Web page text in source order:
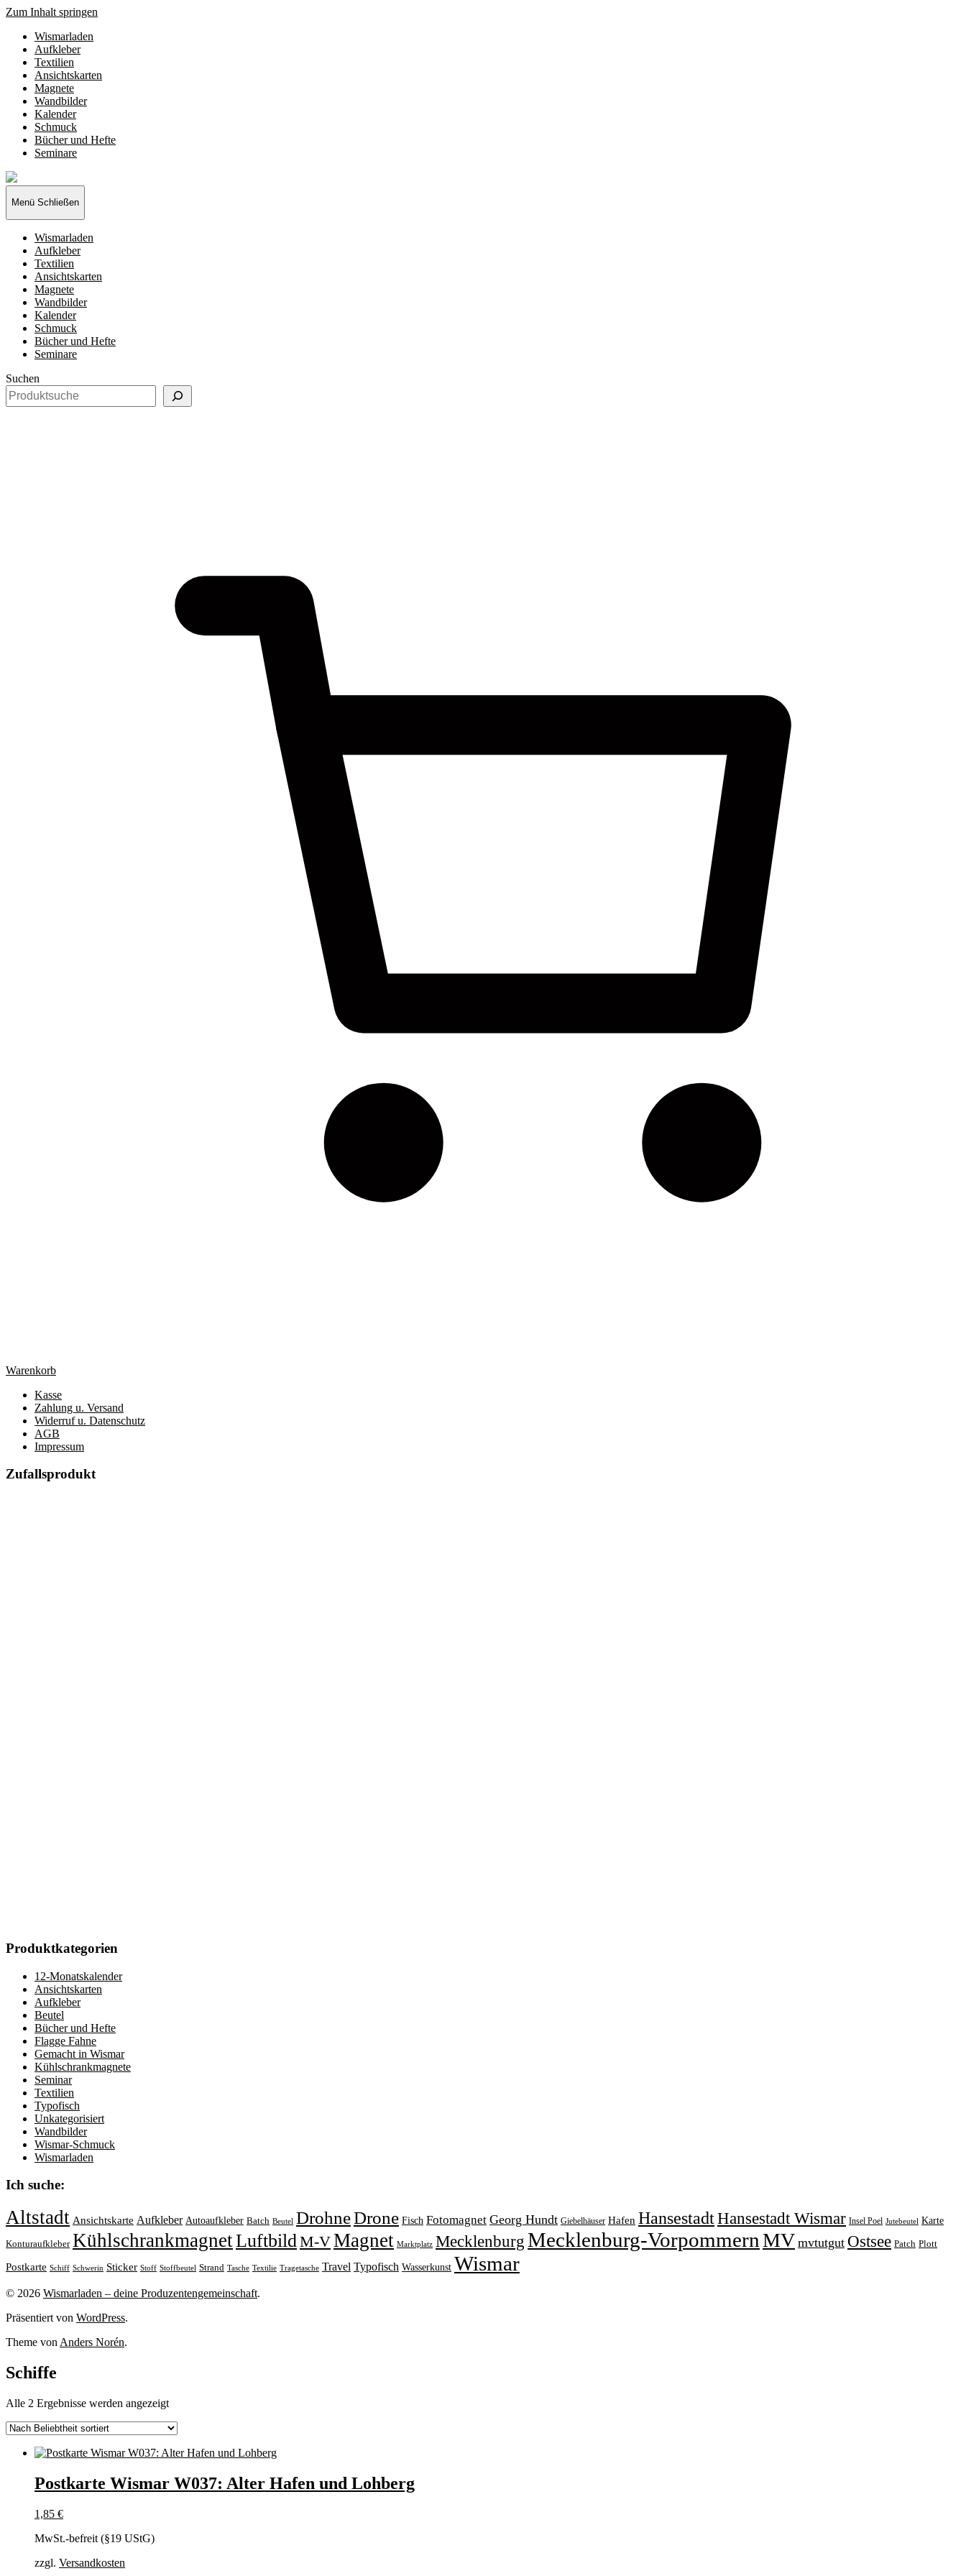
Zum Inhalt springen
Wismarladen
Aufkleber
Textilien
Ansichtskarten
Magnete
Wandbilder
Kalender
Schmuck
Bücher und Hefte
Seminare
Wismarladen
-
deine
Produzentengemeinschaft
Menü Schließen
Wismarladen
Aufkleber
Textilien
Ansichtskarten
Magnete
Wandbilder
Kalender
Schmuck
Bücher und Hefte
Seminare
Suchen
Warenkorb
Kasse
Zahlung u. Versand
Widerruf u. Datenschutz
AGB
Impressum
Zufallsprodukt
Produktkategorien
12-Monatskalender
Ansichtskarten
Aufkleber
Beutel
Bücher und Hefte
Flagge Fahne
Gemacht in Wismar
Kühlschrankmagnete
Seminar
Textilien
Typofisch
Unkategorisiert
Wandbilder
Wismar-Schmuck
Wismarladen
Ich suche:
Altstadt Ansichtskarte Aufkleber Autoaufkleber Batch Beutel DrohneDrone Fisch Fotomagnet Georg Hundt Giebelhäuser Hafen HansestadtHansestadt Wismar Insel Poel Jutebeutel Karte
Konturaufkleber KühlschrankmagnetLuftbildM-VMagnet Marktplatz Mecklenburg Mecklenburg-VorpommernMV mvtutgut Ostsee Patch Plott
Postkarte Schiff Schwerin Sticker Stoff Stoffbeutel Strand Tasche Textilie Tragetasche Travel Typofisch Wasserkunst Wismar
© 2026 Wismarladen – deine Produzentengemeinschaft.
Präsentiert von WordPress.
Theme von Anders Norén.
Schiffe
Alle 2 Ergebnisse werden angezeigtNach
sortiert
Postkarte Wismar W037: Alter Hafen und Lohberg
1,85 €
MwSt.-befreit (§19 UStG)
zzgl. Versandkosten